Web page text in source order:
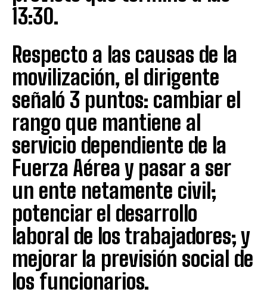
13:30.
Respecto a las causas de la
movilización, el dirigente
señaló 3 puntos: cambiar el
rango que mantiene al
servicio dependiente de la
Fuerza Aérea y pasar a ser
un ente netamente civil;
potenciar el desarrollo
laboral de los trabajadores; y
mejorar la previsión social de
los funcionarios.